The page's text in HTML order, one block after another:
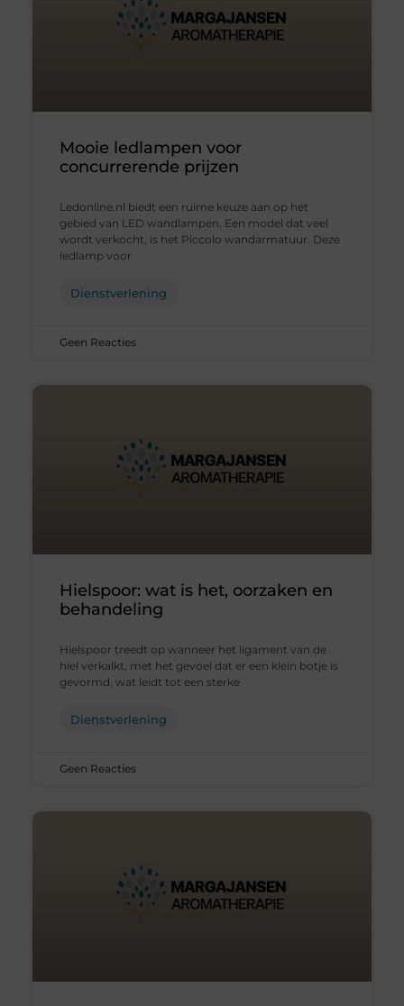
Mooie ledlampen voor
concurrerende prijzen
Ledonline.nl biedt een ruime keuze aan op het
gebied van LED wandlampen. Een model dat veel
wordt verkocht, is het Piccolo wandarmatuur. Deze
ledlamp voor
Dienstverlening
Geen Reacties
Hielspoor: wat is het, oorzaken en
behandeling
Hielspoor treedt op wanneer het ligament van de
hiel verkalkt, met het gevoel dat er een klein botje is
gevormd, wat leidt tot een sterke
Dienstverlening
Geen Reacties